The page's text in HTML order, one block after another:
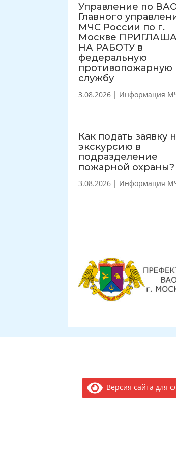
Управление по
Главного
МЧС России по г.
Москве
НА РАБОТУ в
федеральную
противопожарную
службу
3.08.2026 | Информация
Как подать заявку
экскурсию в
подразделение
пожарной охраны?
3.08.2026 | Информация
Версия сайта для